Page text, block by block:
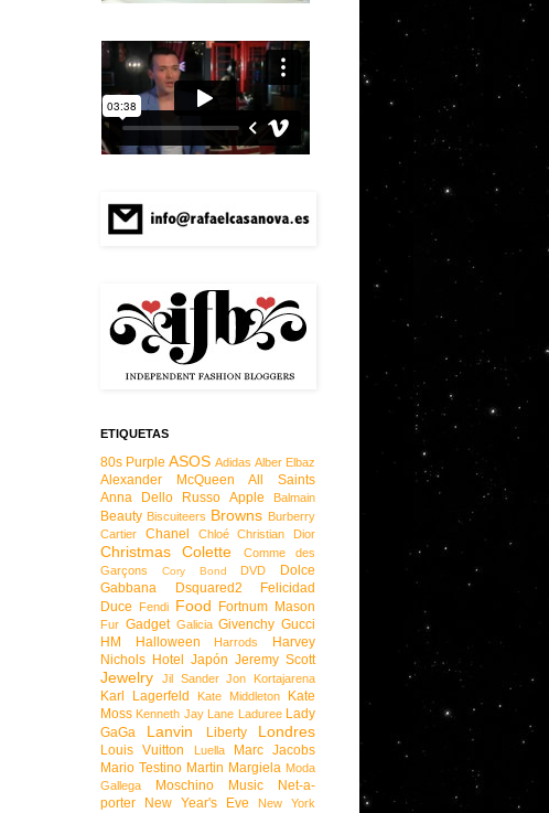
ETIQUETAS
80s Purple ASOS Adidas Alber Elbaz
Alexander McQueen
All Saints
Anna Dello Russo Apple Balmain
Beauty Biscuiteers Browns Burberry
Cartier
Chanel Chloé Christian Dior
Christmas Colette
Comme des
Garçons
Cory Bond DVD
Dolce
Gabbana
Dsquared2
Felicidad
Duce
Fendi Food Fortnum Mason
Fur Gadget Galicia Givenchy Gucci
HM
Halloween Harrods
Harvey
Nichols Hotel Japón Jeremy Scott
Jewelry Jil Sander Jon Kortajarena
Karl Lagerfeld Kate Middleton
Kate
Moss Kenneth Jay Lane Laduree Lady
GaGa
Lanvin Liberty Londres
Louis Vuitton Luella
Marc Jacobs
Mario Testino Martin Margiela Moda
Gallega
Moschino Music
Net-a-
porter
New Year's Eve
New York